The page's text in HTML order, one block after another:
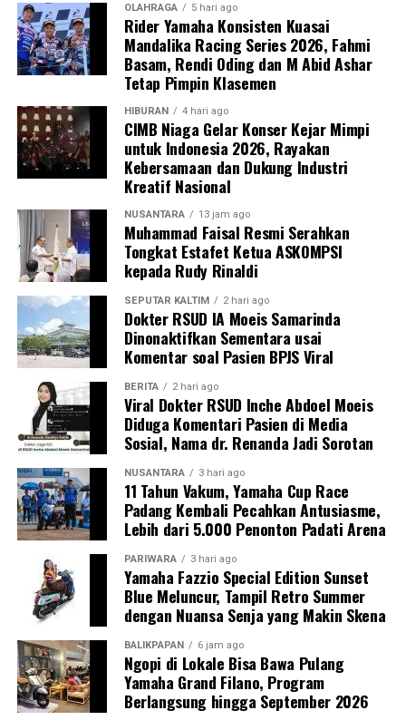
OLAHRAGA 5 hari ago
Rider Yamaha Konsisten Kuasai
Mandalika Racing Series 2026, Fahmi
Basam, Rendi Oding dan M Abid Ashar
Tetap Pimpin Klasemen
HIBURAN 4 hari ago
CIMB Niaga Gelar Konser Kejar Mimpi
untuk Indonesia 2026, Rayakan
Kebersamaan dan Dukung Industri
Kreatif Nasional
NUSANTARA 13 jam ago
Muhammad Faisal Resmi Serahkan
Tongkat Estafet Ketua ASKOMPSI
kepada Rudy Rinaldi
SEPUTAR KALTIM 2 hari ago
Dokter RSUD IA Moeis Samarinda
Dinonaktifkan Sementara usai
Komentar soal Pasien BPJS Viral
BERITA 2 hari ago
Viral Dokter RSUD Inche Abdoel Moeis
Diduga Komentari Pasien di Media
Sosial, Nama dr. Renanda Jadi Sorotan
NUSANTARA 3 hari ago
11 Tahun Vakum, Yamaha Cup Race
Padang Kembali Pecahkan Antusiasme,
Lebih dari 5.000 Penonton Padati Arena
PARIWARA 3 hari ago
Yamaha Fazzio Special Edition Sunset
Blue Meluncur, Tampil Retro Summer
dengan Nuansa Senja yang Makin Skena
BALIKPAPAN 6 jam ago
Ngopi di Lokale Bisa Bawa Pulang
Yamaha Grand Filano, Program
Berlangsung hingga September 2026